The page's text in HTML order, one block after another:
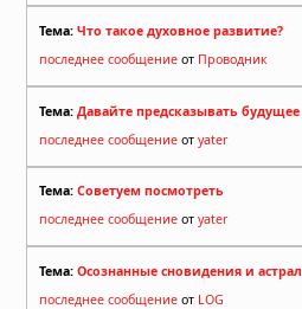
Тема: Что такое духовное развитие?
последнее сообщение от Проводник
Тема: Давайте предсказывать будущее
последнее сообщение от yater
Тема: Советуем посмотреть
последнее сообщение от yater
Тема: Осознанные сновидения и астрал
последнее сообщение от LOG